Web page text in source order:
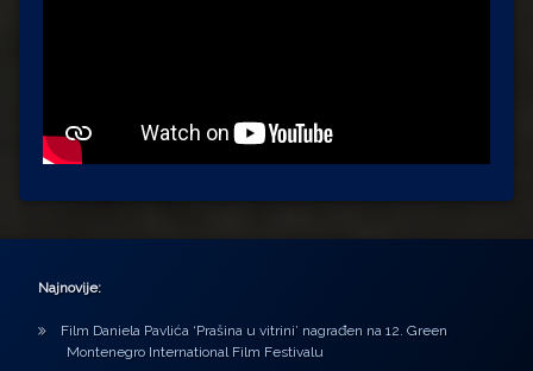
Najnovije:
Film Daniela Pavlića ‘Prašina u vitrini’ nagrađen na 12. Green
Montenegro International Film Festivalu